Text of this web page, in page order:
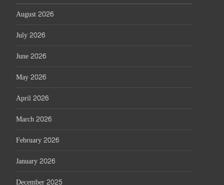
August 2026
July 2026
June 2026
May 2026
April 2026
March 2026
February 2026
January 2026
December 2025